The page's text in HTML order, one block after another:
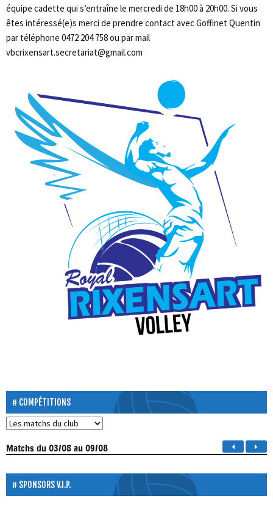
équipe cadette qui s’entraîne le mercredi de 18h00 à 20h00. Si vous
êtes intéressé(e)s merci de prendre contact avec Goffinet Quentin
par téléphone 0472 204 758 ou par mail
vbcrixensart.secretariat@gmail.com
COMPÉTITIONS
Matchsdu 03/08 au 09/08
SPONSORS V.I.P.